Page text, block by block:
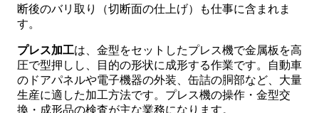
断後のバリ取り（切断面の仕上げ）も仕事に含まれま
す。
プレス加工は、金型をセットしたプレス機で金属板を高
圧で型押しし、目的の形状に成形する作業です。自動車
のドアパネルや電子機器の外装、缶詰の胴部など、大量
生産に適した加工方法です。プレス機の操作・金型交
換・成形品の検査が主な業務になります。